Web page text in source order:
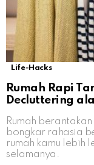
Life-Hacks
Rumah Rapi
Decluttering
Rumah
bongkar rahasia
rumah kamu lebih
selamanya.